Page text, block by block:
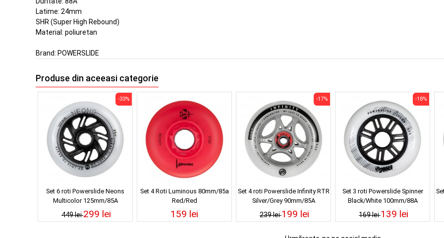
Latime: 24mm
SHR (Super High Rebound)
Material: poliuretan
Brand: POWERSLIDE
Produse din aceeasi categorie
Set 6 roti Powerslide Neons
Multicolor 125mm/85A
449 lei
-33%
299 lei
Set 4 Roti Luminous 80mm/85a
Red/Red
159 lei
Set 4 roti Powerslide Infinity RTR
Silver/Grey 90mm/85A
239 lei
-17%
199 lei
Set 3 roti Powerslide Spinner
Black/White 100mm/88A
169 lei
-18%
139 lei